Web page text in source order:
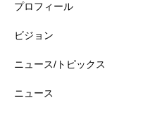
プロフィール
ビジョン
ニュース/トピックス
ニュース